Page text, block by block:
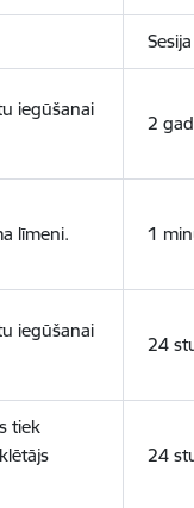
Sesija
iegūšanai
2
līmeni. 1
iegūšanai
24
tiek
24